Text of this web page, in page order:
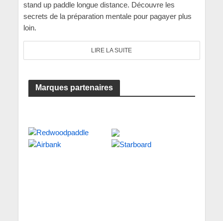
stand up paddle longue distance. Découvre les
secrets de la préparation mentale pour pagayer plus
loin.
LIRE LA SUITE
Marques partenaires